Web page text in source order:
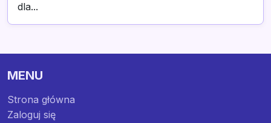
dla...
MENU
Strona główna
Zaloguj się